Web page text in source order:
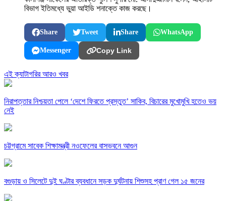
বিভাগ ইতিমধ্যে ভুয়া আইডি শনাক্তে কাজ করছে।
Share Tweet Share WhatsApp
Messenger Copy Link
এই ক্যাটাগরির আরও খবর
নিরাপত্তার নিশ্চয়তা পেলে ‘দেশে ফিরতে প্রস্তুত’ সাকিব, বিচারের মুখোমুখি হতেও ভয়
নেই
চট্টগ্রামে সাবেক শিক্ষামন্ত্রী নওফেলের বাসভবনে আগুন
বগুড়ায় ও সিলেটে দুই ঘণ্টার ব্যবধানে সড়ক দুর্ঘটনায় শিশুসহ প্রাণ গেল ১৫ জনের